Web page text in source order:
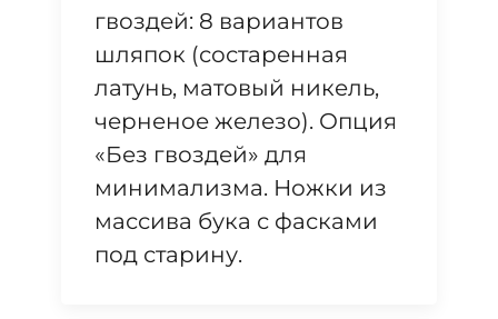
гвоздей: 8 вариантов
шляпок (состаренная
латунь, матовый никель,
черненое железо). Опция
«Без гвоздей» для
минимализма. Ножки из
массива бука с фасками
под старину.